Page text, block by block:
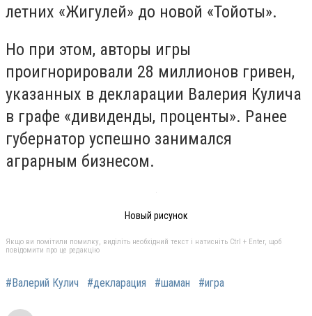
летних «Жигулей» до новой «Тойоты».
Но при этом, авторы игры
проигнорировали 28 миллионов гривен,
указанных в декларации Валерия Кулича
в графе «дивиденды, проценты». Ранее
губернатор успешно занимался
аграрным бизнесом.
Новый рисунок
Якщо ви помітили помилку, виділіть необхідний текст і натисніть Ctrl + Enter, щоб
повідомити про це редакцію
#Валерий Кулич #декларация #шаман #игра